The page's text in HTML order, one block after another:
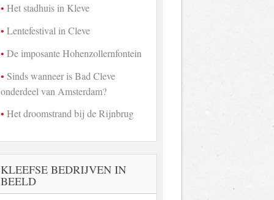
Het stadhuis in Kleve
Lentefestival in Cleve
De imposante Hohenzollernfontein
Sinds wanneer is Bad Cleve
onderdeel van Amsterdam?
Het droomstrand bij de Rijnbrug
KLEEFSE BEDRIJVEN IN
BEELD